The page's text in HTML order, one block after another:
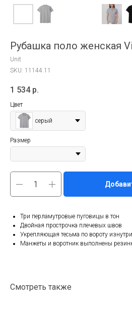
Рубашка поло женская
Unit
SKU: 11144.11
1 534 р.
Цвет
серый
Размер
Три перламутровые пуговицы в тон
Двойная прострочка плечевых швов
Укрепляющая тесьма по вороту изнутри
Манжеты и воротник выполнены
Смотреть также